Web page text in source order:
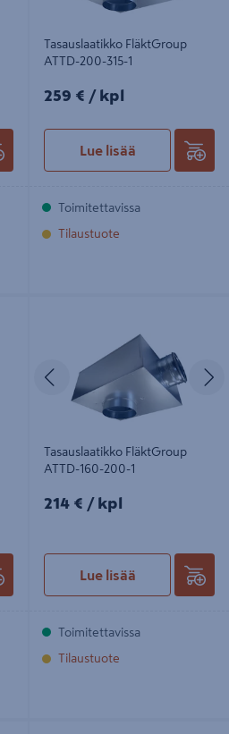
Tasauslaatikko FläktGroup
ATTD-200-315-1
259€/kpl
259 € / kpl
Lue lisää
Toimitettavissa
Tilaustuote
Edellinen
Tasauslaatikko FläktGroup
ATTD-160-200-1
214€/kpl
214 € / kpl
Lue lisää
Toimitettavissa
Tilaustuote